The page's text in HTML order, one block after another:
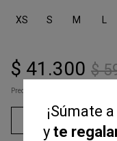
XS S M
$ 41 .300 $
Precio s/Imp.Nac
¡Súmate
y te